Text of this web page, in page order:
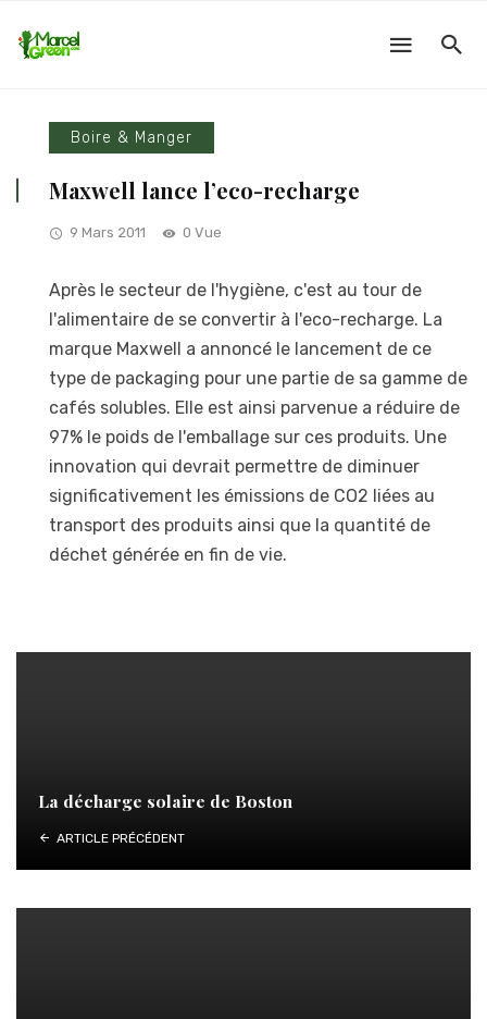
Boire & Manger
Maxwell lance l’eco-recharge
9 Mars 2011 0 Vue
Après le secteur de l'hygiène, c'est au tour de
l'alimentaire de se convertir à l'eco-recharge. La
marque Maxwell a annoncé le lancement de ce
type de packaging pour une partie de sa gamme de
cafés solubles. Elle est ainsi parvenue a réduire de
97% le poids de l'emballage sur ces produits. Une
innovation qui devrait permettre de diminuer
significativement les émissions de CO2 liées au
transport des produits ainsi que la quantité de
déchet générée en fin de vie.
La décharge solaire de Boston
ARTICLE PRÉCÉDENT